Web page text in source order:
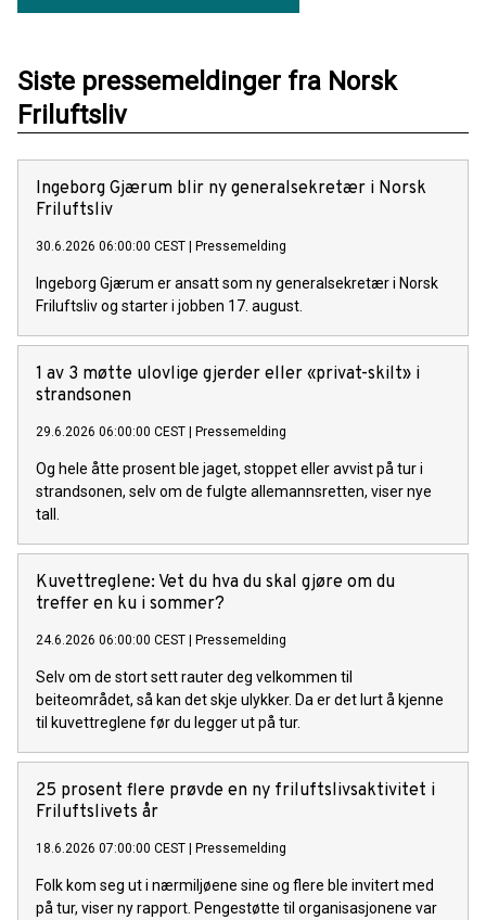
Siste pressemeldinger fra Norsk
Friluftsliv
Ingeborg Gjærum blir ny generalsekretær i Norsk
Friluftsliv
30.6.2026 06:00:00 CEST | Pressemelding
Ingeborg Gjærum er ansatt som ny generalsekretær i Norsk
Friluftsliv og starter i jobben 17. august.
1 av 3 møtte ulovlige gjerder eller «privat-skilt» i
strandsonen
29.6.2026 06:00:00 CEST | Pressemelding
Og hele åtte prosent ble jaget, stoppet eller avvist på tur i
strandsonen, selv om de fulgte allemannsretten, viser nye
tall.
Kuvettreglene: Vet du hva du skal gjøre om du
treffer en ku i sommer?
24.6.2026 06:00:00 CEST | Pressemelding
Selv om de stort sett rauter deg velkommen til
beiteområdet, så kan det skje ulykker. Da er det lurt å kjenne
til kuvettreglene før du legger ut på tur.
25 prosent flere prøvde en ny friluftslivsaktivitet i
Friluftslivets år
18.6.2026 07:00:00 CEST | Pressemelding
Folk kom seg ut i nærmiljøene sine og flere ble invitert med
på tur, viser ny rapport. Pengestøtte til organisasjonene var